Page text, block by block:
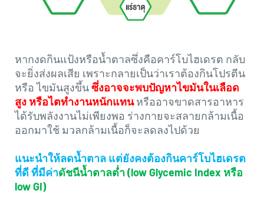
หากงดกินแป้งหรือน้ำตาลซึ่งคือคาร์โบไฮเดรต กลับ
จะยิ่งส่งผลเสีย เพราะกลายเป็นว่าเราต้องกินโปรตีน
หรือ ไขมันสูงขึ้นซึ่งอาจจะพบปัญหาไขมันในเลือด
สูง หรือไตทำงานหนักแทน หรืออาจขาดสารอาหาร
ได้รับพลังงานไม่เพียงพอ ร่างกายจะสลายกล้ามเนื้อ
ออกมาใช้ มวลกล้ามเนื้อก็จะลดลงไปด้วย
แนะนำให้ลดน้ำตาล แต่ยังคงต้องกินคาร์โบไฮเดรต
ที่ดี ที่มีค่าดัชนีน้ำตาลต่ำ (low Glycemic Index หรือ
low GI)